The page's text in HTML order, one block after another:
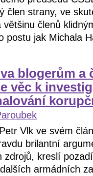
člen strany, ve
členů
postu jak Michala
blogerům a
věc k
Vlk ve svém
brilantní
zdrojů, kreslí
armádních